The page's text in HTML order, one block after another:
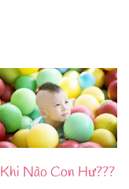
Khi Nào Con Hư???